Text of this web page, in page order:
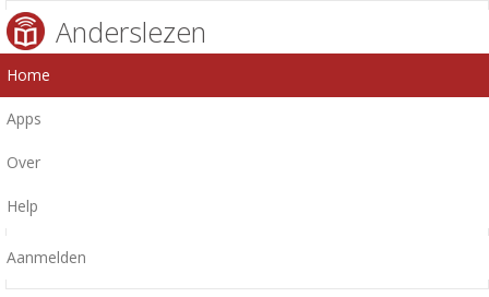
Anderslezen
Home
Apps
Over
Help
Aanmelden